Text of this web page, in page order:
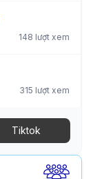
148 lượt xem
315 lượt xem
Tiktok